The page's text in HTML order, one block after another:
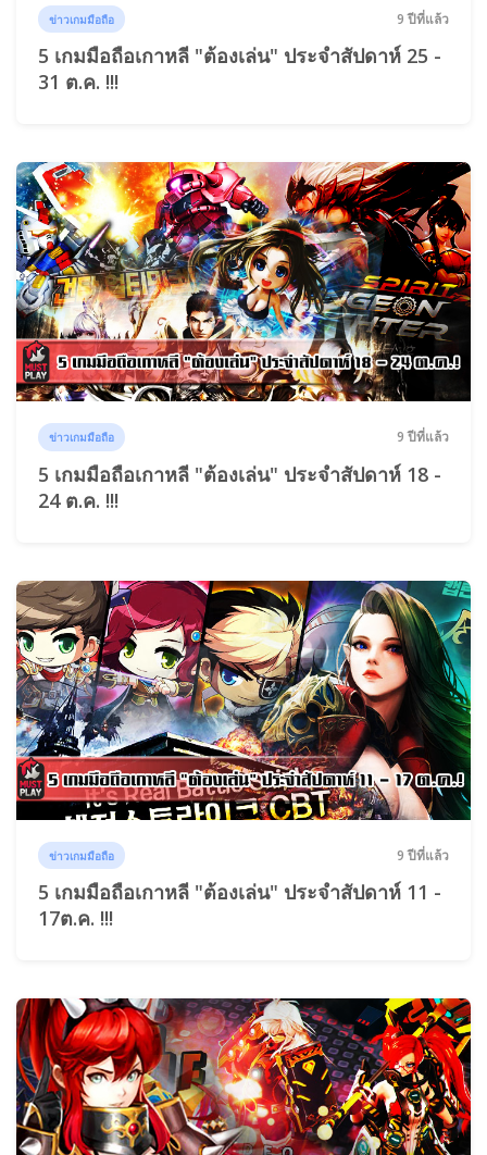
ข่าวเกมมือถือ 9 ปีที่แล้ว
5 เกมมือถือเกาหลี "ต้องเล่น" ประจำสัปดาห์ 25 -
31 ต.ค. !!!
ข่าวเกมมือถือ 9 ปีที่แล้ว
5 เกมมือถือเกาหลี "ต้องเล่น" ประจำสัปดาห์ 18 -
24 ต.ค. !!!
ข่าวเกมมือถือ 9 ปีที่แล้ว
5 เกมมือถือเกาหลี "ต้องเล่น" ประจำสัปดาห์ 11 -
17ต.ค. !!!